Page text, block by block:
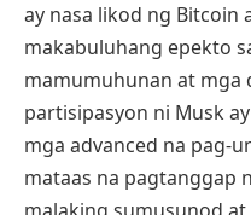
ay nasa likod ng Bitcoin
makabuluhang epekto
mamumuhunan at mga
partisipasyon ni Musk
mga advanced na pag-
mataas na pagtanggap